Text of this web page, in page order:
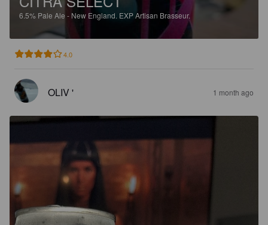
6.5% Pale Ale - New England. EXP Artisan Brasseur.
4.0
OLIV ' 1 month ago